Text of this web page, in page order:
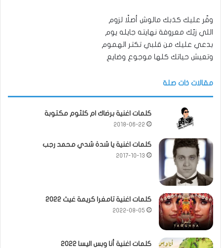
وفّر عليك كذبك مالوش أصلًا لزوم
اللي زيّك معروفة نهايته جايله يوم
بدعي عليك من قلبي تكتر الهموم
وتعيش حياتك كلها موجوع وضايع
مقالات ذات صلة
كلمات اغنية برضاك ام كلثوم مكتوبة
2018-06-22
كلمات اغنية يا شدة شدي محمد رجب
2017-10-13
كلمات اغنية تامغرا كريمة غيث 2022
2022-08-05
كلمات اغنية أنا وبس اليسا 2022